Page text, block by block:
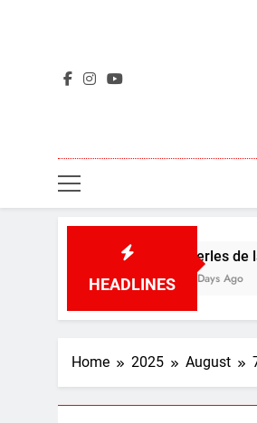
HEADLINES
Perles de la pop :
5 Days Ago
Home 2025 August